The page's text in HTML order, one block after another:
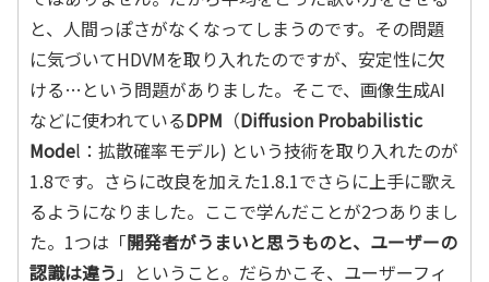
と、人間っぽさがなくなってしまうのです。その問題
に気づいてHDVMを取り入れたのですが、安定性に欠
ける…という問題がありました。そこで、画像生成AI
などに使われているDPM （Diffusion Probabilistic
Model：拡散確率モデル) という技術を取り入れたのが
1.8です。さらに改良を加えた1.8.1でさらに上手に歌え
るようになりました。ここで学んだことが2つありまし
た。1つは「開発者がうまいと思うものと、ユーザーの
認識は違う 」ということ。だらかこそ、ユーザーフィ